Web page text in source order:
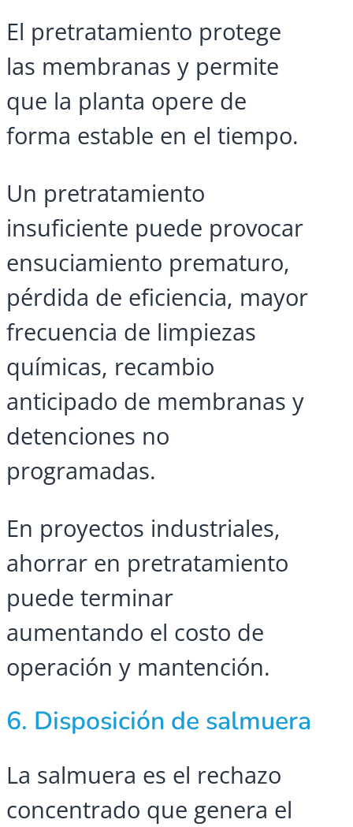
El pretratamiento protege
las membranas y permite
que la planta opere de
forma estable en el tiempo.
Un pretratamiento
insuficiente puede provocar
ensuciamiento prematuro,
pérdida de eficiencia, mayor
frecuencia de limpiezas
químicas, recambio
anticipado de membranas y
detenciones no
programadas.
En proyectos industriales,
ahorrar en pretratamiento
puede terminar
aumentando el costo de
operación y mantención.
6. Disposición de salmuera
La salmuera es el rechazo
concentrado que genera el